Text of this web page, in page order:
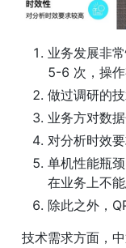
业务发展非
5-6 次，操作
做过调研的
业务方对数
对分析时效
单机性能瓶
在业务上不能
除此之外，
技术需求方面，